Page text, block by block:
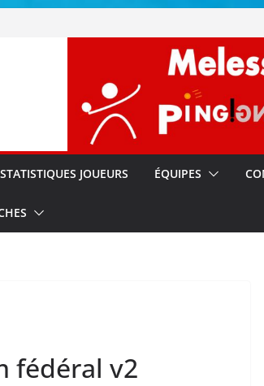
STATISTIQUES JOUEURS ÉQUIPES
fédéral v2